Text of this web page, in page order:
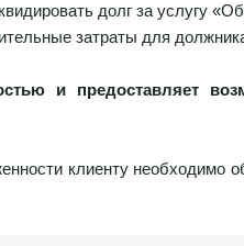
долг за услугу
затраты для
и предоставляет
клиенту